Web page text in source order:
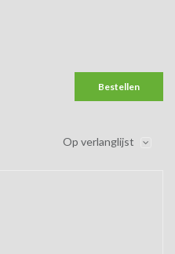
Bestellen
Op verlanglijst